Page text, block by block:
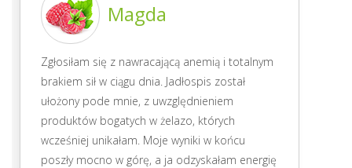
Magda
Zgłosiłam się z nawracającą anemią i totalnym
brakiem sił w ciągu dnia. Jadłospis został
ułożony pode mnie, z uwzględnieniem
produktów bogatych w żelazo, których
wcześniej unikałam. Moje wyniki w końcu
poszły mocno w górę, a ja odzyskałam energię